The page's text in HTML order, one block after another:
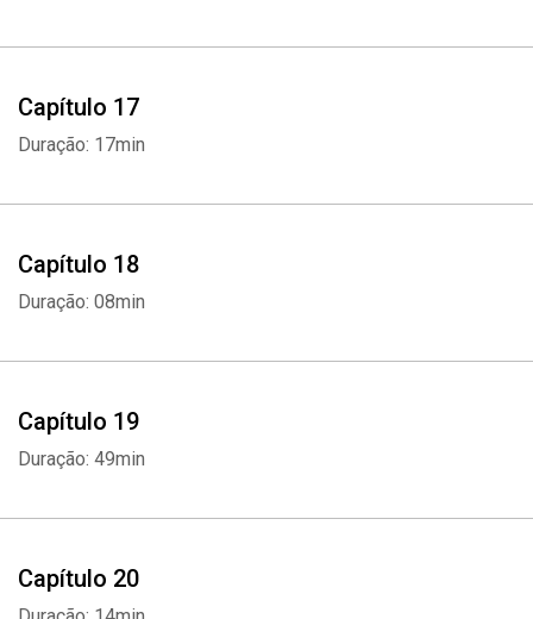
Capítulo 17
Duração: 17min
Capítulo 18
Duração: 08min
Capítulo 19
Duração: 49min
Capítulo 20